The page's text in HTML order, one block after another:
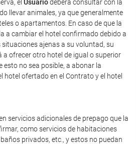
el Usuariodeberá consultar con la
llevar animales, ya que generalmente
o apartamentos. En caso de que la
a cambiar el hotel confirmado debido a
ajenas a su voluntad, su
a ofrecer otro hotel de igual o superior
esto no sea posible, a abonar la
hotel ofertado en el Contrato y el hotel
servicios adicionales de prepago que la
como servicios de habitaciones
privados, etc., y estos no puedan